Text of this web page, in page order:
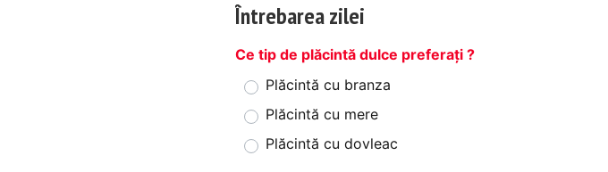
Întrebarea zilei
Ce tip de plăcintă dulce preferați ?
Plăcintă cu branza
Plăcintă cu mere
Plăcintă cu dovleac